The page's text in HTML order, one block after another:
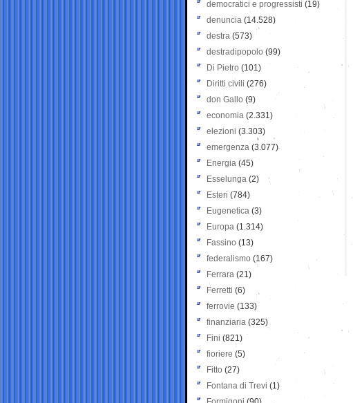
democratici e progressisti (19)
denuncia (14.528)
destra (573)
destradipopolo (99)
Di Pietro (101)
Diritti civili (276)
don Gallo (9)
economia (2.331)
elezioni (3.303)
emergenza (3.077)
Energia (45)
Esselunga (2)
Esteri (784)
Eugenetica (3)
Europa (1.314)
Fassino (13)
federalismo (167)
Ferrara (21)
Ferretti (6)
ferrovie (133)
finanziaria (325)
Fini (821)
fioriere (5)
Fitto (27)
Fontana di Trevi (1)